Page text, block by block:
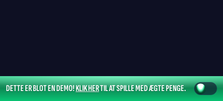
DETTE ER BLOT EN DEMO!KLIK HERTIL AT SPILLE MED ÆGTE PENGE.